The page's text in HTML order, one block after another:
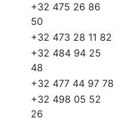
+32 475 26 86
50
+32 473 28 11 82
+32 484 94 25
48
+32 477 44 97 78
+32 498 05 52
26